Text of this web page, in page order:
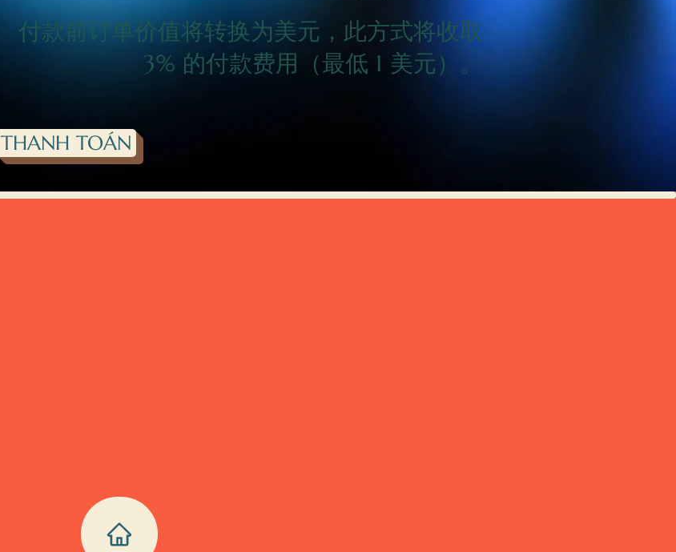
付款前订单价值将转换为美元，此方式将收取
3% 的付款费用（最低 1 美元）。
THANH TOÁN